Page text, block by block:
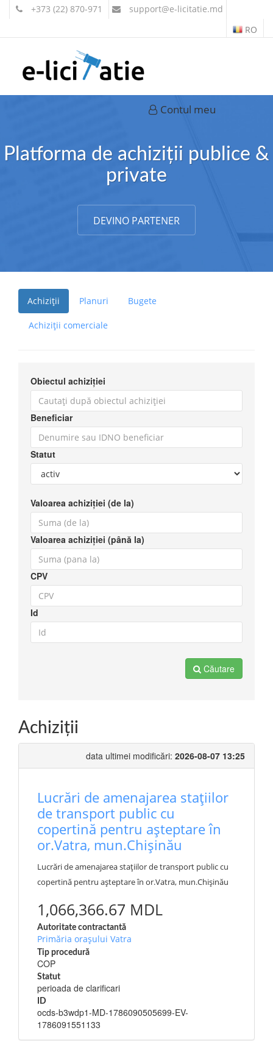
+373 (22) 870-971 support@e-licitatie.md
RO
Contul meu
Platforma de achiziții publice &
private
DEVINO PARTENER
Achiziții Planuri Bugete
Achiziții comerciale
Obiectul achiziției
Beneficiar
Statut
Valoarea achiziției (de la)
Valoarea achiziției (până la)
CPV
Id
Căutare
Achiziţii
data ultimei modificări: 2026-08-07 13:25
Lucrări de amenajarea stațiilor
de transport public cu
copertină pentru așteptare în
or.Vatra, mun.Chișinău
Lucrări de amenajarea stațiilor de transport public cu
copertină pentru așteptare în or.Vatra, mun.Chișinău
1,066,366.67 MDL
Autoritate contractantă
Primăria orașului Vatra
Tip procedură
COP
Statut
perioada de clarificari
ID
ocds-b3wdp1-MD-1786090505699-EV-
1786091551133